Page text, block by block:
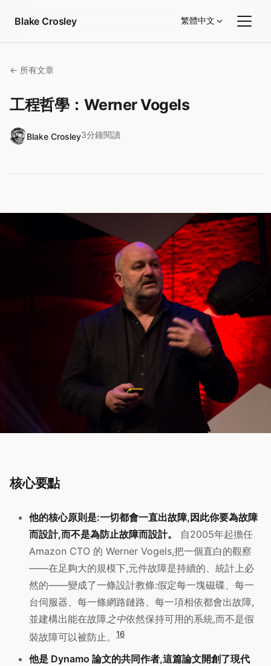
Blake Crosley
繁體中文
← 所有文章
工程哲學：Werner Vogels
Blake Crosley3分鐘閱讀
核心要點
他的核心原則是:一切都會一直出故障,因此你要為故障
而設計,而不是為防止故障而設計。
自2005年起擔任
Amazon CTO 的 Werner Vogels,把一個直白的觀察
——在足夠大的規模下,元件故障是持續的、統計上必
然的——變成了一條設計教條:假定每一塊磁碟、每一
台伺服器、每一條網路鏈路、每一項相依都會出故障,
並建構出能在故障之中依然保持可用的系統,而不是假
裝故障可以被防止。
16
他是 Dynamo 論文的共同作者,這篇論文開創了現代